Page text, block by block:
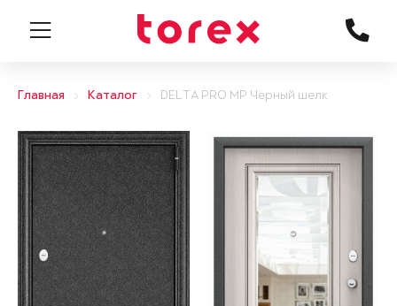
Главная Каталог DELTA PRO MP Черный шелк